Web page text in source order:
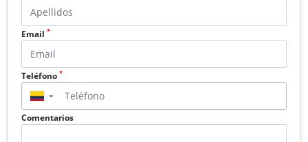
Email *
Teléfono *
▼
Comentarios